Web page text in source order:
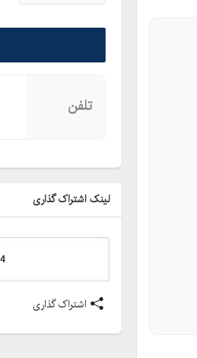
تلفن
لینک اشتراک گذاری
اشتراک گذاری